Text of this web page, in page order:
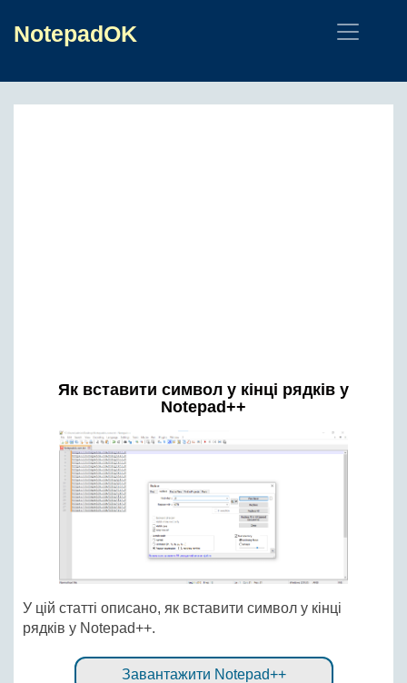
NotepadOK
Як вставити символ у кінці рядків у
Notepad++
У цій статті описано, як вставити символ у кінці
рядків у Notepad++.
Завантажити Notepad++